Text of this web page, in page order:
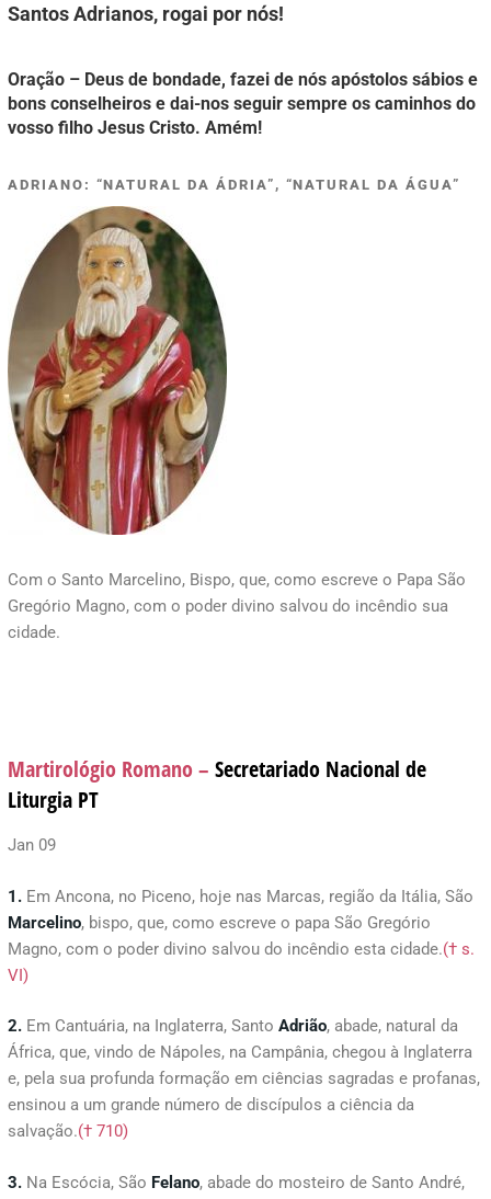
Santos Adrianos, rogai por nós!
Oração – Deus de bondade, fazei de nós apóstolos sábios e
bons conselheiros e dai-nos seguir sempre os caminhos do
vosso filho Jesus Cristo. Amém!
ADRIANO: “NATURAL DA ÁDRIA”, “NATURAL DA ÁGUA”
Com o Santo Marcelino, Bispo, que, como escreve o Papa São
Gregório Magno, com o poder divino salvou do incêndio sua
cidade.
Martirológio Romano – Secretariado Nacional de
Liturgia PT
Jan 09
1. Em Ancona, no Piceno, hoje nas Marcas, região da Itália, São
Marcelino, bispo, que, como escreve o papa São Gregório
Magno, com o poder divino salvou do incêndio esta cidade.(† s.
VI)
2. Em Cantuária, na Inglaterra, Santo Adrião, abade, natural da
África, que, vindo de Nápoles, na Campânia, chegou à Inglaterra
e, pela sua profunda formação em ciências sagradas e profanas,
ensinou a um grande número de discípulos a ciência da
salvação.(† 710)
3. Na Escócia, São Felano, abade do mosteiro de Santo André,